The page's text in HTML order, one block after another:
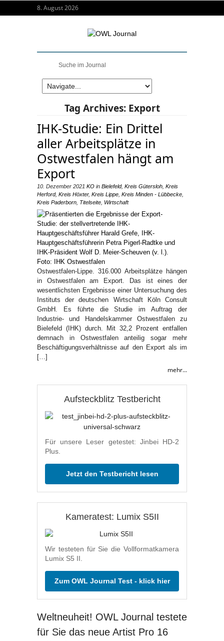
8. August 2026
Tag Archives: Export
IHK-Studie: Ein Drittel
aller Arbeitsplätze in
Ostwestfalen hängt am
Export
10. Dezember 2021 KO in Bielefeld, Kreis Gütersloh Kreis
Herford, Kreis Höxter, Kreis Lippe Kreis Minden - Lübbecke
Kreis Paderborn Titelseite Wirtschaft
Ostwestfalen-Lippe. 316.000 Arbeitsplätze hängen
in Ostwestfalen am Export. Das ist eines der
wesentlichsten Ergebnisse einer Untersuchung des
Instituts der deutschen Wirtschaft Köln Consult
GmbH. Es führte die Studie im Auftrag der
Industrie- und Handelskammer Ostwestfalen zu
Bielefeld (IHK) durch. Mit 32,2 Prozent entfallen
demnach in Ostwestfalen anteilig sogar mehr
Beschäftigungsverhältnisse auf den Export als im
[…]
mehr...
Aufsteckblitz Testbericht
Für unsere Leser getestet: Jinbei HD-2
Plus.
Jetzt den Testbericht lesen
Kameratest: Lumix S5II
Wir testeten für Sie die Vollformatkamera
Lumix S5 II.
Zum OWL Journal Test - klick hier
Weltneuheit! OWL Journal testete
für Sie das neue Artist Pro 16